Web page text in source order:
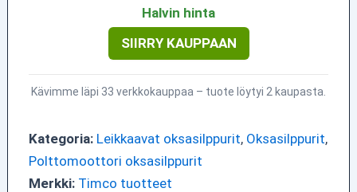
Halvin hinta
SIIRRY KAUPPAAN
Kävimme läpi 33 verkkokauppaa – tuote löytyi 2 kaupasta.
Kategoria: Leikkaavat oksasilppurit, Oksasilppurit,
Polttomoottori oksasilppurit
Merkki: Timco tuotteet